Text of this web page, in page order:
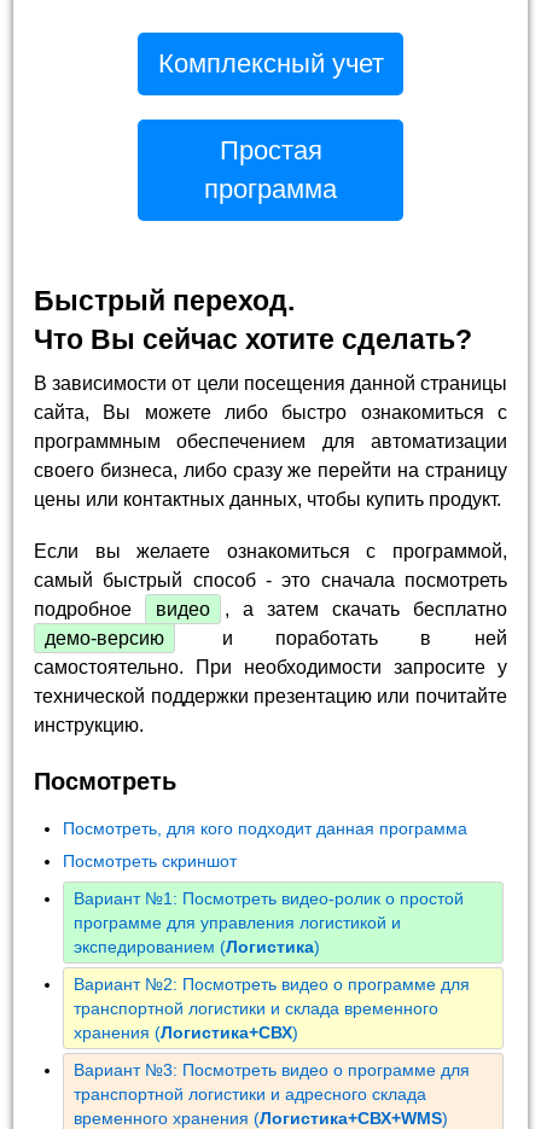
Комплексный учет
Простая
программа
Быстрый переход.
Что Вы сейчас хотите сделать?
В зависимости от цели посещения данной страницы
сайта, Вы можете либо быстро ознакомиться с
программным обеспечением для автоматизации
своего бизнеса, либо сразу же перейти на страницу
цены или контактных данных, чтобы купить продукт.
Если вы желаете ознакомиться с программой,
самый быстрый способ - это сначала посмотреть
подробное
видео
, а затем скачать бесплатно
демо-версию
и поработать в ней
самостоятельно. При необходимости запросите у
технической поддержки презентацию или почитайте
инструкцию.
Посмотреть
Посмотреть, для кого подходит данная программа
Посмотреть скриншот
Вариант №1: Посмотреть видео-ролик о простой
программе для управления логистикой и
экспедированием (Логистика)
Вариант №2: Посмотреть видео о программе для
транспортной логистики и склада временного
хранения (Логистика+СВХ)
Вариант №3: Посмотреть видео о программе для
транспортной логистики и адресного склада
временного хранения (Логистика+СВХ+WMS)